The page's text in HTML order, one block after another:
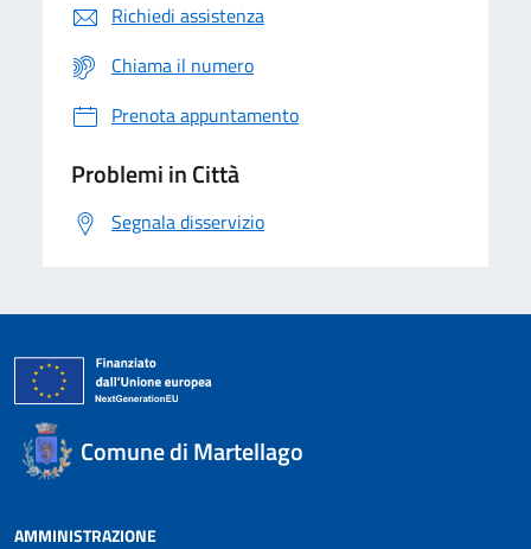
Richiedi assistenza
Chiama il numero
Prenota appuntamento
Problemi in Città
Segnala disservizio
Comune di Martellago
AMMINISTRAZIONE